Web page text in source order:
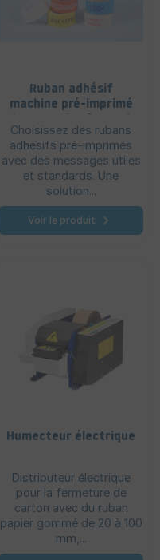
Ruban adhésif
machine pré-imprimé
Choisissez des rubans
adhésifs pré-imprimés
avec des messages utiles
et standards. Une
solution...
Voir le produit
Humecteur électrique
Distributeur électrique
pour la fermeture de
carton avec du ruban
papier gommé de 20 à 100
mm,...